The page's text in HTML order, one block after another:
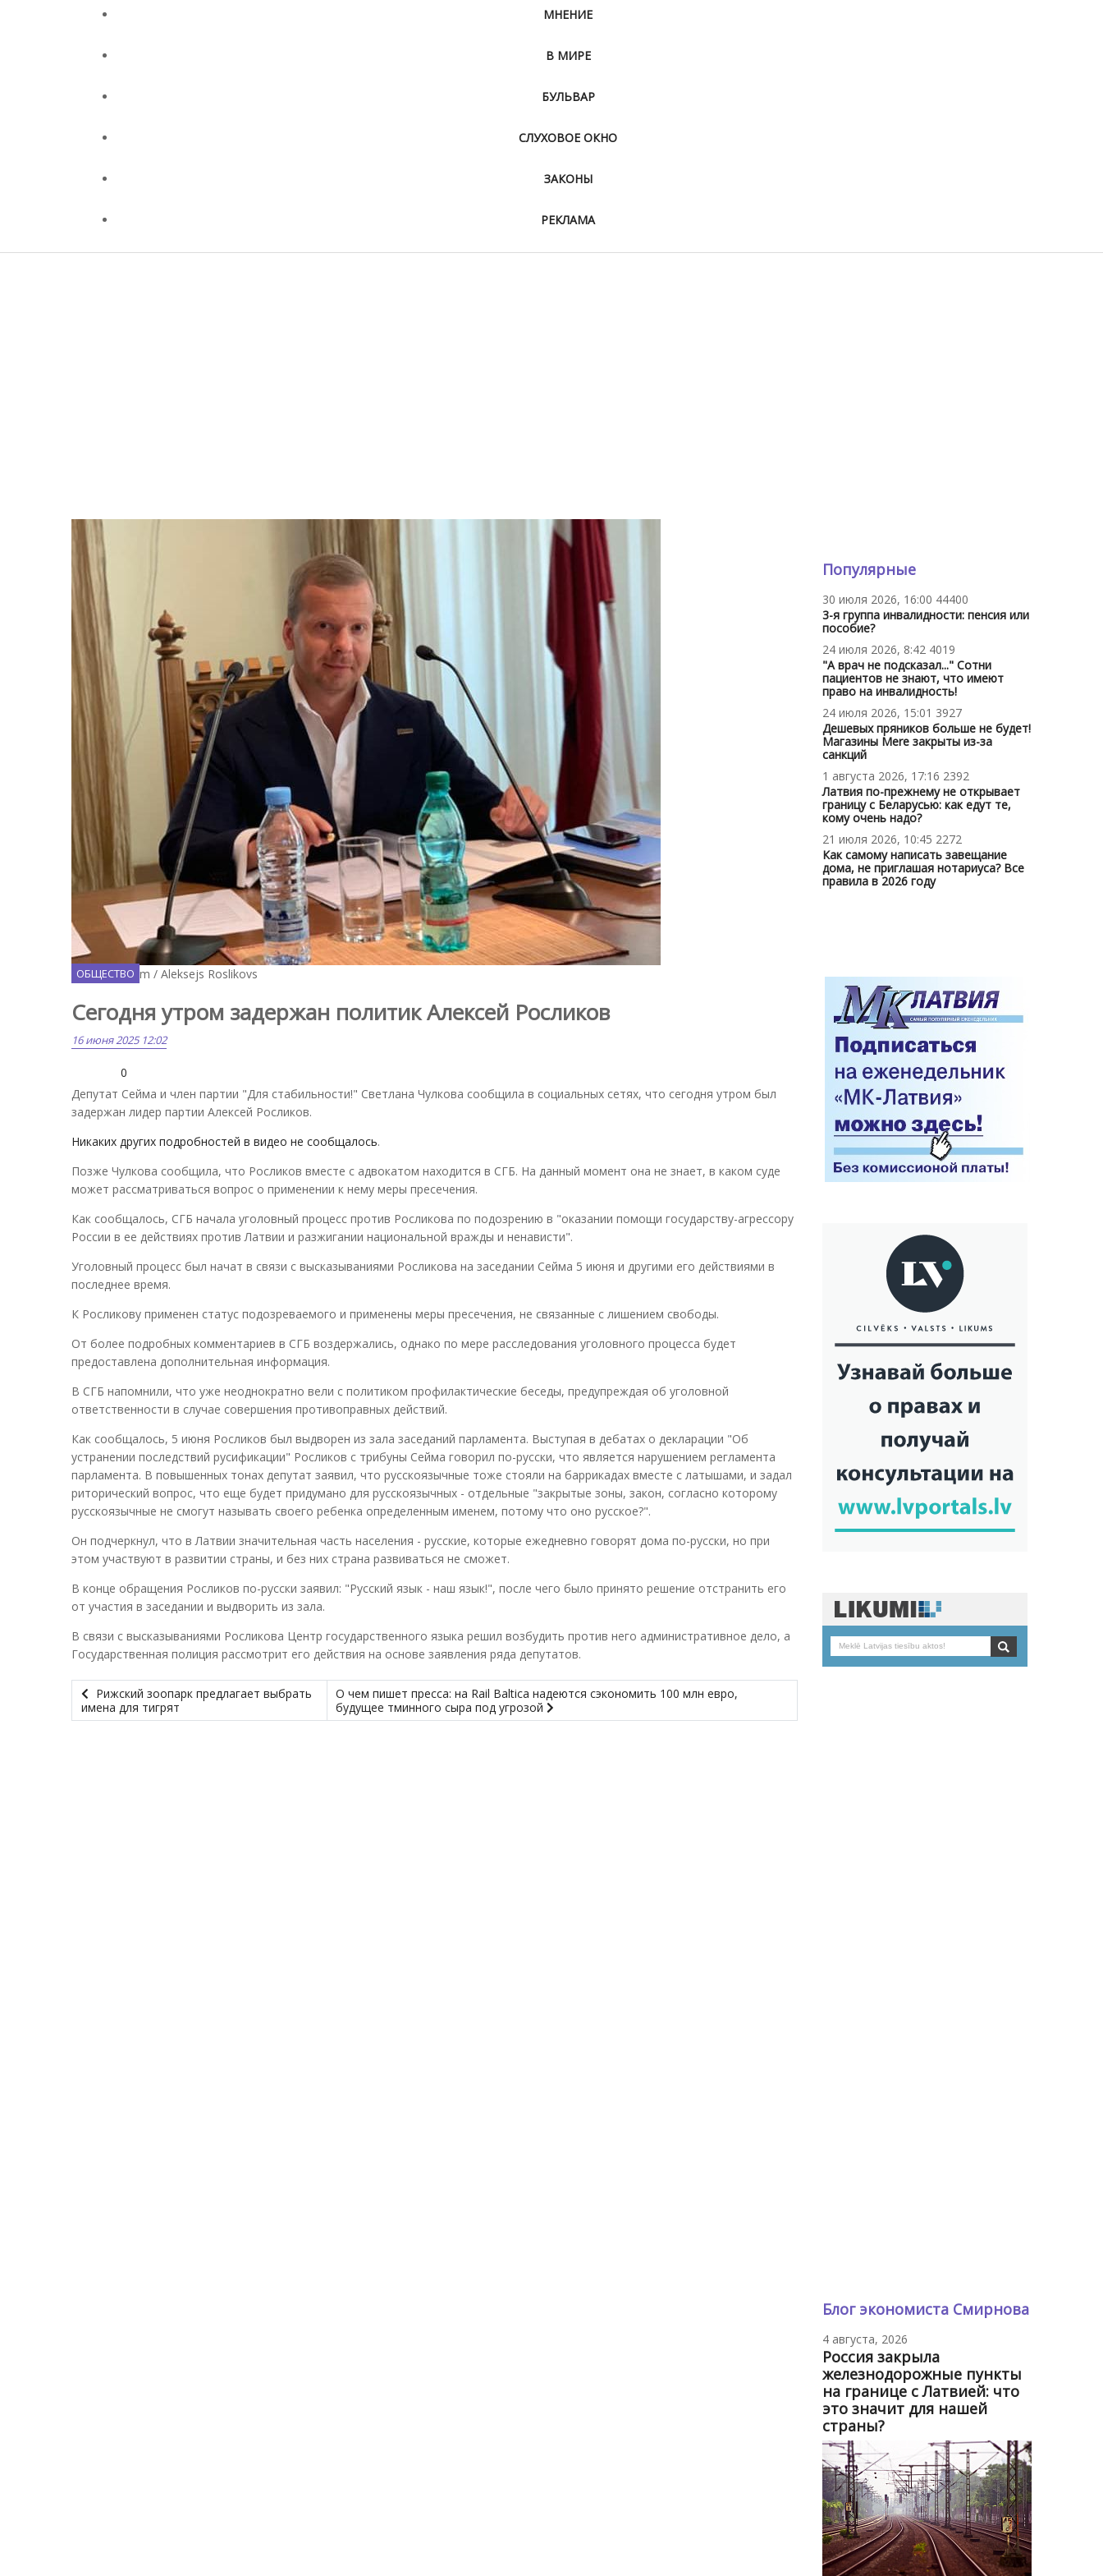
МНЕНИЕ
В МИРЕ
БУЛЬВАР
СЛУХОВОЕ ОКНО
ЗАКОНЫ
РЕКЛАМА
Facebook.com / Aleksejs Roslikovs
ОБЩЕСТВО
Сегодня утром задержан политик Алексей Росликов
16 июня 2025 12:02
0
Депутат Сейма и член партии "Для стабильности!" Светлана Чулкова сообщила в социальных сетях, что сегодня утром был
задержан лидер партии Алексей Росликов.
Никаких других подробностей в видео не сообщалось.
Позже Чулкова сообщила, что Росликов вместе с адвокатом находится в СГБ. На данный момент она не знает, в каком суде
может рассматриваться вопрос о применении к нему меры пресечения.
Как сообщалось, СГБ начала уголовный процесс против Росликова по подозрению в "оказании помощи государству-агрессору
России в ее действиях против Латвии и разжигании национальной вражды и ненависти".
Уголовный процесс был начат в связи с высказываниями Росликова на заседании Сейма 5 июня и другими его действиями в
последнее время.
К Росликову применен статус подозреваемого и применены меры пресечения, не связанные с лишением свободы.
От более подробных комментариев в СГБ воздержались, однако по мере расследования уголовного процесса будет
предоставлена дополнительная информация.
В СГБ напомнили, что уже неоднократно вели с политиком профилактические беседы, предупреждая об уголовной
ответственности в случае совершения противоправных действий.
Как сообщалось, 5 июня Росликов был выдворен из зала заседаний парламента. Выступая в дебатах о декларации "Об
устранении последствий русификации" Росликов с трибуны Сейма говорил по-русски, что является нарушением регламента
парламента. В повышенных тонах депутат заявил, что русскоязычные тоже стояли на баррикадах вместе с латышами, и задал
риторический вопрос, что еще будет придумано для русскоязычных - отдельные "закрытые зоны, закон, согласно которому
русскоязычные не смогут называть своего ребенка определенным именем, потому что оно русское?".
Он подчеркнул, что в Латвии значительная часть населения - русские, которые ежедневно говорят дома по-русски, но при
этом участвуют в развитии страны, и без них страна развиваться не сможет.
В конце обращения Росликов по-русски заявил: "Русский язык - наш язык!", после чего было принято решение отстранить его
от участия в заседании и выдворить из зала.
В связи с высказываниями Росликова Центр государственного языка решил возбудить против него административное дело, а
Государственная полиция рассмотрит его действия на основе заявления ряда депутатов.
Рижский зоопарк предлагает выбрать
имена для тигрят
О чем пишет пресса: на Rail Baltica надеются сэкономить 100 млн евро,
будущее тминного сыра под угрозой
Популярные
30 июля 2026, 16:00 44400
3-я группа инвалидности: пенсия или
пособие?
24 июля 2026, 8:42 4019
"А врач не подсказал..." Сотни
пациентов не знают, что имеют
право на инвалидность!
24 июля 2026, 15:01 3927
Дешевых пряников больше не будет!
Магазины Mere закрыты из-за
санкций
1 августа 2026, 17:16 2392
Латвия по-прежнему не открывает
границу с Беларусью: как едут те,
кому очень надо?
21 июля 2026, 10:45 2272
Как самому написать завещание
дома, не приглашая нотариуса? Все
правила в 2026 году
Блог экономиста Смирнова
4 августа, 2026
Россия закрыла
железнодорожные пункты
на границе с Латвией: что
это значит для нашей
страны?